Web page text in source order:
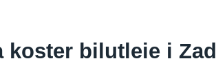
koster bilutleie i